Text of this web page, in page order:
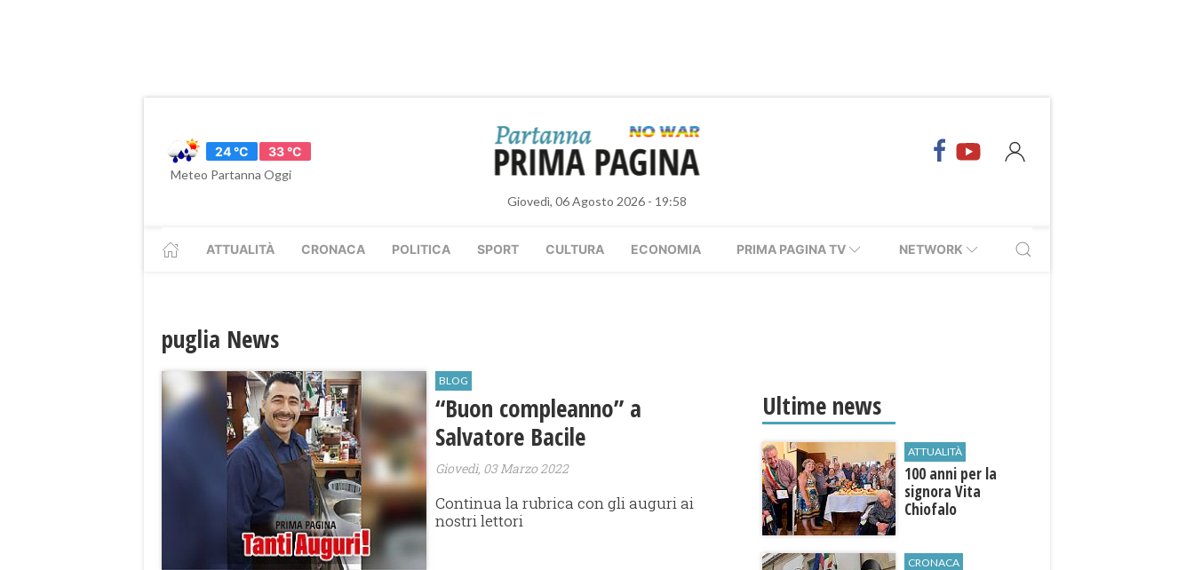
24 °C
33 °C
Meteo Partanna Oggi
Giovedì, 06 Agosto 2026 - 19:58
ATTUALITÀ CRONACA POLITICA SPORT CULTURA ECONOMIA PRIMA PAGINA TV NETWORK
puglia News
BLOG
“Buon compleanno” a
Salvatore Bacile
Giovedì, 03 Marzo 2022
Continua la rubrica con gli auguri ai
nostri lettori
Ultime news
ATTUALITÀ
100 anni per la
signora Vita
Chiofalo
CRONACA